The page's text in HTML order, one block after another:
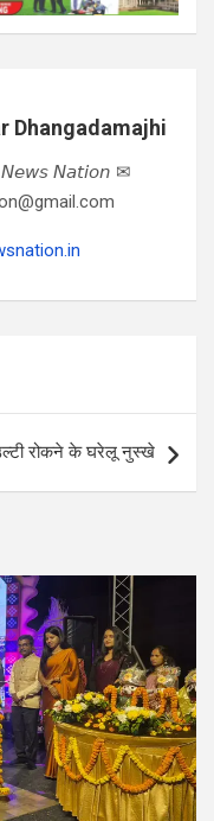
Dhangadamajhi
𝘕𝘦𝘸𝘴 𝘕𝘢𝘵𝘪𝘰𝘯 ✉
रोकने के घरेलू नुस्खे